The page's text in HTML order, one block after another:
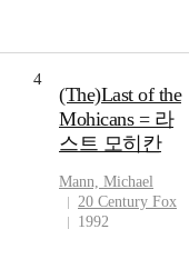
4
(The)Last of the
Mohicans = 라
스트 모히칸
Mann, Michael
20 Century Fox
1992